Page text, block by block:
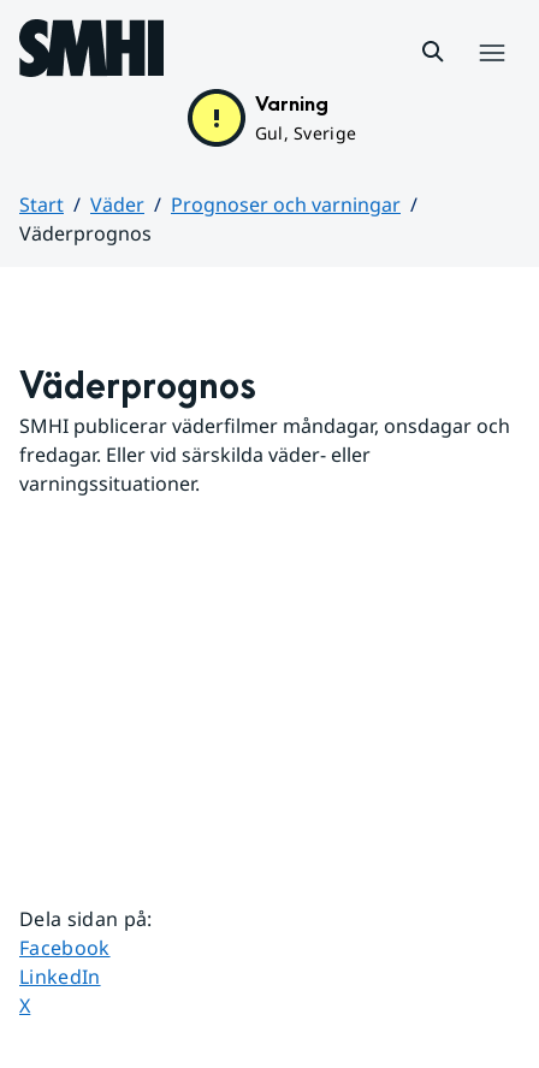
Hoppa till sidans innehåll
Varning
Gul, Sverige
Start Väder
Prognoser och varningar
Väderprognos
Väderprognos
SMHI publicerar väderfilmer måndagar, onsdagar och
fredagar. Eller vid särskilda väder- eller
varningssituationer.
Dela sidan på:
Dela sidan på
Facebook
Dela sidan på
LinkedIn
Dela sidan på
X